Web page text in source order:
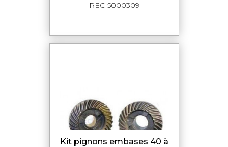
REC-5000309
Kit pignons embases 40 à